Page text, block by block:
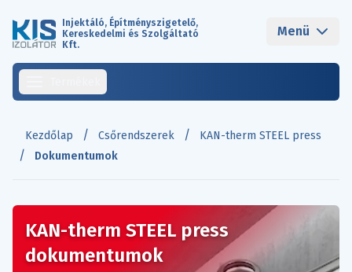
Injektáló, Építményszigetelő,
Kereskedelmi és Szolgáltató
Kft.
Menü
Kezdőlap / Csőrendszerek / KAN-therm STEEL press
/ Dokumentumok
KAN-therm STEEL press
dokumentumok